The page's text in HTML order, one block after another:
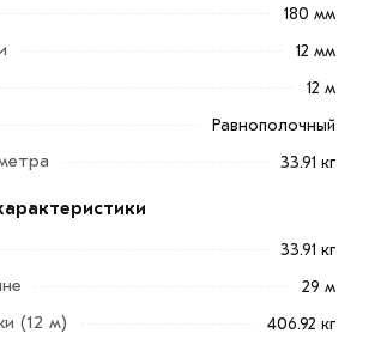
180х180х12 мм находит своё
отраслях народного хозяйства:
при изготовлении
в пищевой и химической
также используется практически
сооружения перекрытий, каркасов
180 мм
12 мм
12 м
Равнополочный
33.91 кг
33.91 кг
29 м
(12 м) 406.92 кг